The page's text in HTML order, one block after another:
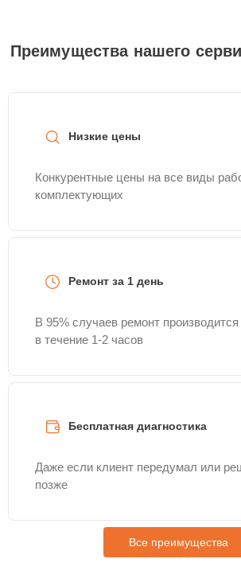
Преимущества нашего
Низкие цены
Конкурентные цены на все виды
комплектующих
Ремонт за 1 день
В 95% случаев ремонт
в течение 1-2 часов
Бесплатная диагностика
Даже если клиент передумал или
позже
Все преимущества